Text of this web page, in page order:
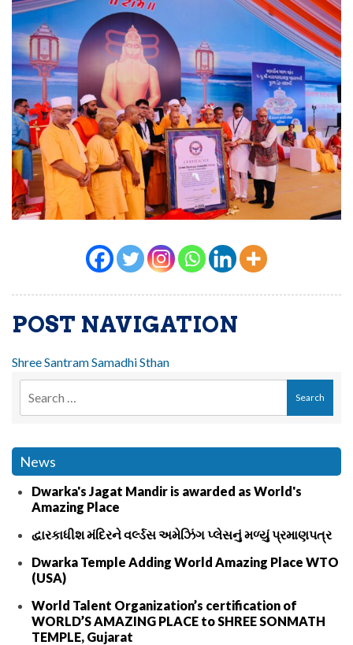
POST NAVIGATION
Shree Santram Samadhi Sthan
News
Dwarka's Jagat Mandir is awarded as World's
Amazing Place
દ્વારકાધીશ મંદિરને વર્લ્ડસ અમેઝિંગ પ્લેસનું મળ્યું પ્રમાણપત્ર
Dwarka Temple Adding World Amazing Place WTO
(USA)
World Talent Organization’s certification of
WORLD’S AMAZING PLACE to SHREE SONMATH
TEMPLE, Gujarat